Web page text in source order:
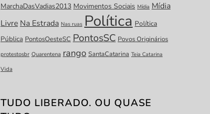
MarchaDasVadias2013 Movimentos Sociais Mídia Mídia
Livre Na Estrada Nas ruas Política Política
Pública PontosOesteSC PontosSC Povos Originários
protestosbr Quarentena rango SantaCatarina Teia Catarina
Vida
TUDO LIBERADO. OU QUASE